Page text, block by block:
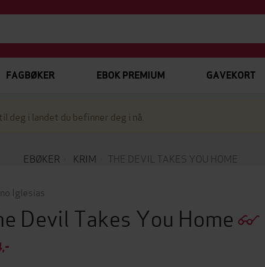
FAGBØKER EBOK PREMIUM GAVEKORT
i landet du befinner deg i nå.
EBØKER KRIM THE DEVIL TAKES YOU HOME
Iglesias
Devil Takes You Home